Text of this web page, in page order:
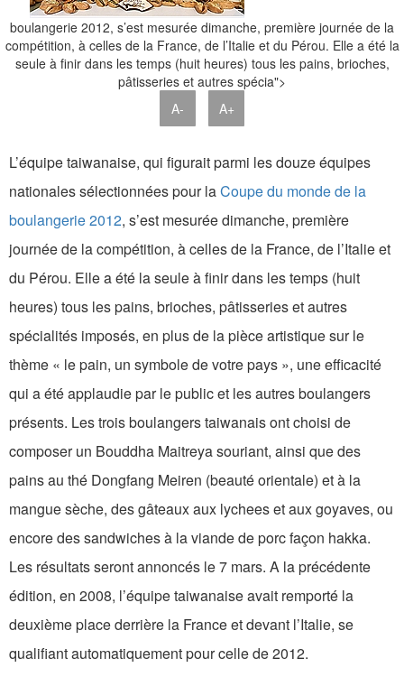
boulangerie 2012, s’est mesurée dimanche, première journée de la
compétition, à celles de la France, de l’Italie et du Pérou. Elle a été la
seule à finir dans les temps (huit heures) tous les pains, brioches,
pâtisseries et autres spécia">
A-
A+
L’équipe taiwanaise, qui figurait parmi les douze équipes
nationales sélectionnées pour laCoupe du monde de la
boulangerie 2012, s’est mesurée dimanche, première
journée de la compétition, à celles de la France, de l’Italie et
du Pérou. Elle a été la seule à finir dans les temps (huit
heures) tous les pains, brioches, pâtisseries et autres
spécialités imposés, en plus de la pièce artistique sur le
thème « le pain, un symbole de votre pays », une efficacité
qui a été applaudie par le public et les autres boulangers
présents. Les trois boulangers taiwanais ont choisi de
composer un Bouddha Maitreya souriant, ainsi que des
pains au thé Dongfang Meiren (beauté orientale) et à la
mangue sèche, des gâteaux aux lychees et aux goyaves, ou
encore des sandwiches à la viande de porc façon hakka.
Les résultats seront annoncés le 7 mars. A la précédente
édition, en 2008, l’équipe taiwanaise avait remporté la
deuxième place derrière la France et devant l’Italie, se
qualifiant automatiquement pour celle de 2012.